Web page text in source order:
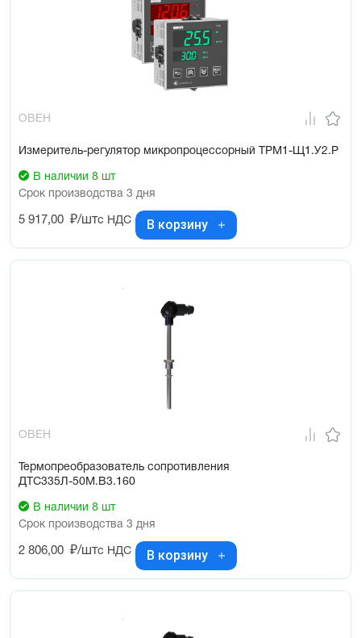
ОВЕН
Измеритель-регулятор микропроцессорный ТРМ1-Щ1.У2.Р
В наличии 8 шт
Срок производства 3 дня
5 917,00 ₽/штс НДС В корзину
ОВЕН
Термопреобразователь сопротивления
ДТС335Л-50М.В3.160
В наличии 8 шт
Срок производства 3 дня
2 806,00 ₽/штс НДС В корзину